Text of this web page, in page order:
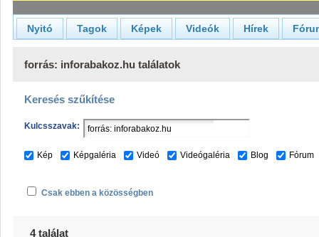
Nyitó Tagok Képek Videók Hírek
forrás: inforabakoz.hu találatok
Keresés szűkítése
Kulcsszavak:
Kép Képgaléria Videó Videógaléria Blog Fórum
Csak ebben a közösségben
4 találat